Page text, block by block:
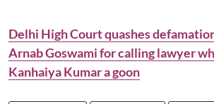
Delhi High Court quashes
Arnab Goswami for calling lawyer
Kanhaiya Kumar a goon